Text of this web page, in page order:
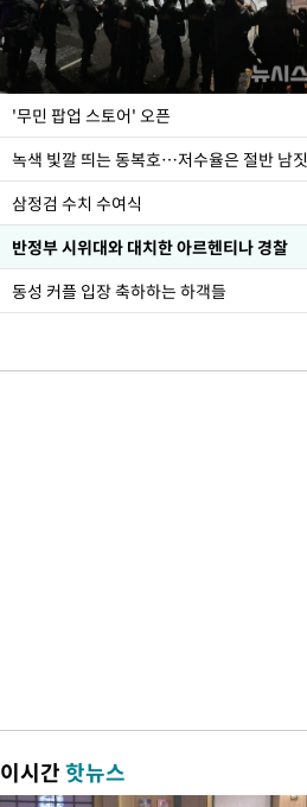
'무민 팝업 스토어' 오픈
녹색 빛깔 띄는 동복호…저수율은 절반 남짓
삼정검 수치 수여식
반정부 시위대와 대치한 아르헨티나 경찰
동성 커플 입장 축하하는 하객들
이시간핫뉴스